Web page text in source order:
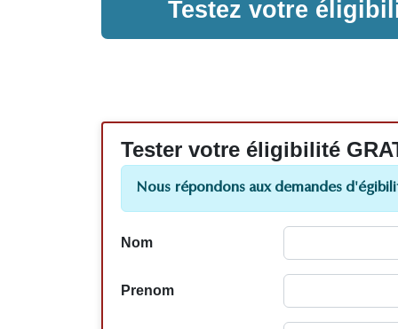
Testez votre
Tester votre éligibilité
Nous répondons aux demandes
Nom
Prenom